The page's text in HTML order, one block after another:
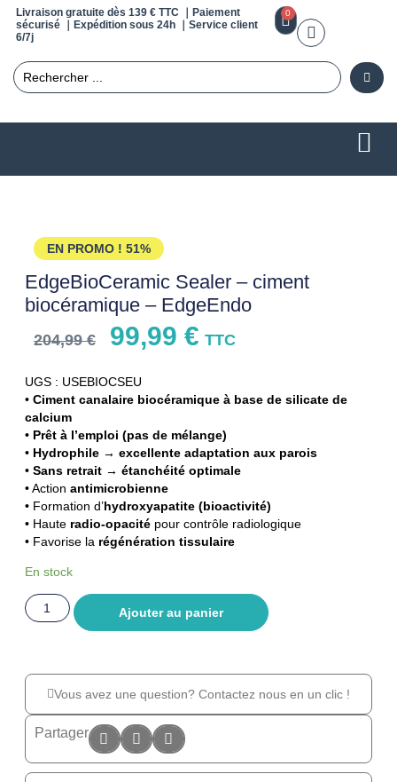
Livraison gratuite dès 139 € TTC ｜Paiement
sécurisé ｜Expédition sous 24h ｜Service client
6/7j
0
EN PROMO ! 51%
EdgeBioCeramic Sealer – ciment
biocéramique – EdgeEndo
204,99€ 99,99 € TTC
UGS : USEBIOCSEU
• Ciment canalaire biocéramique à base de silicate de
calcium
• Prêt à l’emploi (pas de mélange)
• Hydrophile → excellente adaptation aux parois
• Sans retrait → étanchéité optimale
• Action antimicrobienne
• Formation d’hydroxyapatite (bioactivité)
• Haute radio-opacitépour contrôle radiologique
• Favorise la régénération tissulaire
En stock
Ajouter au panier
Vous avez une question? Contactez nous en un clic !
Partager